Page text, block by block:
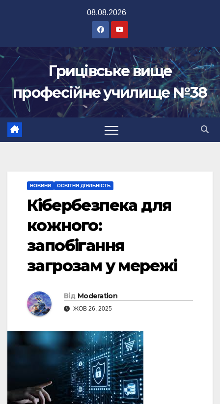
08.08.2026
Грицівське вище
професійне училище №38
НОВИНИ ОСВІТНЯ ДІЯЛЬНІСТЬ
Кібербезпека для
кожного:
запобігання
загрозам у мережі
Від Moderation
ЖОВ 26, 2025